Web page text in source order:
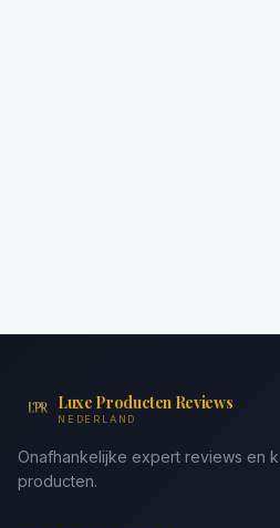
Luxe Producten Reviews
NEDERLAND
Onafhankelijke expert reviews en
producten.